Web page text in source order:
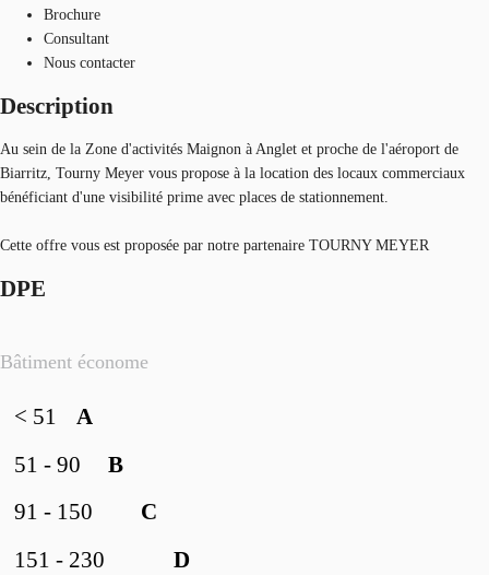
Brochure
Consultant
Nous contacter
Description
Au sein de la Zone d'activités Maignon à Anglet et proche de l'aéroport de
Biarritz, Tourny Meyer vous propose à la location des locaux commerciaux
bénéficiant d'une visibilité prime avec places de stationnement.
Cette offre vous est proposée par notre partenaire TOURNY MEYER
DPE
Bâtiment économe
A
< 51
B
51 - 90
C
91 - 150
D
151 - 230